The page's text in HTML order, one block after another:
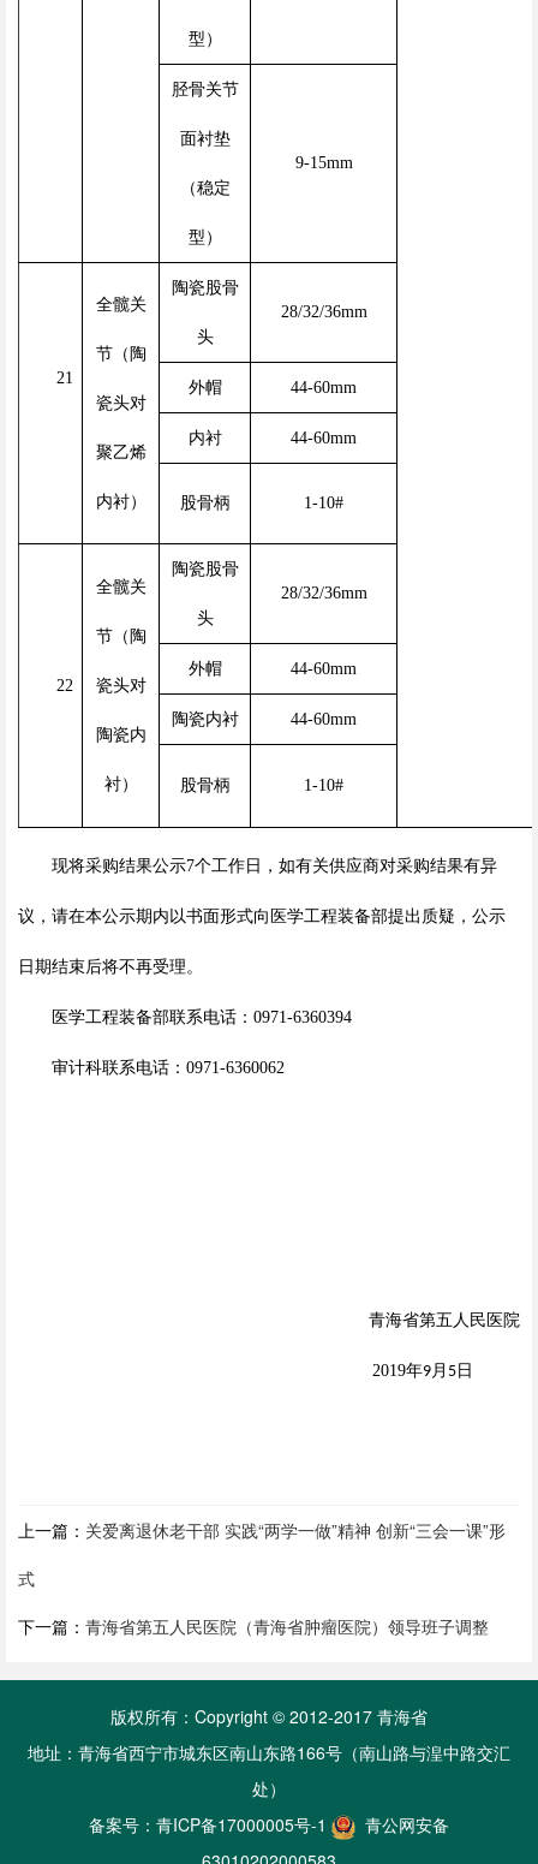
型）
胫骨关节
面衬垫
（稳定
型）
9-15mm
21
全髋关
节（陶
瓷头对
聚乙烯
内衬）
陶瓷股骨
头
28/32/36mm
外帽 44-60mm
内衬 44-60mm
股骨柄 1-10#
22
全髋关
节（陶
瓷头对
陶瓷内
衬）
陶瓷股骨
头
28/32/36mm
外帽 44-60mm
陶瓷内衬 44-60mm
股骨柄 1-10#
现将采购结果公示7个工作日，如有关供应商对采购结果有异
议，请在本公示期内以书面形式向医学工程装备部提出质疑，公示
日期结束后将不再受理。
医学工程装备部联系电话： 0971-6360394
审计科联系电话： 0971-6360062
青海省第五人民医院
2019年9月 5 日
上一篇： 关爱离退休老干部 实践“两学一做”精神 创新“三会一课”形
式
下一篇： 青海省第五人民医院（青海省肿瘤医院）领导班子调整
版权所有：Copyright © 2012-2017 青海省
地址：青海省西宁市城东区南山东路166号（南山路与湟中路交汇
处）
备案号： 青ICP备17000005号-1
青公网安备